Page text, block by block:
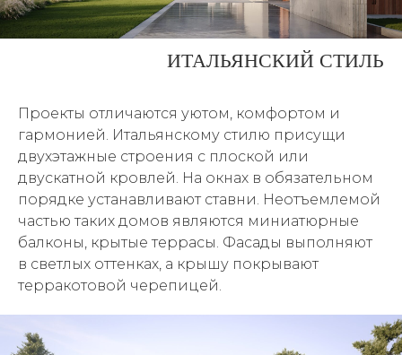
ИТАЛЬЯНСКИЙ СТИЛЬ
Проекты отличаются уютом, комфортом и
гармонией. Итальянскому стилю присущи
двухэтажные строения с плоской или
двускатной кровлей. На окнах в обязательном
порядке устанавливают ставни. Неотъемлемой
частью таких домов являются миниатюрные
балконы, крытые террасы. Фасады выполняют
в светлых оттенках, а крышу покрывают
терракотовой черепицей.